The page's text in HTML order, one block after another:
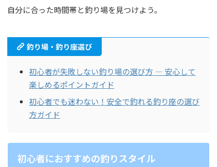
自分に合った時間帯と釣り場を見つけよう。
釣り場・釣り座選び
初心者が失敗しない釣り場の選び方 — 安心して
楽しめるポイントガイド
初心者でも迷わない！安全で釣れる釣り座の選び
方ガイド
初心者におすすめの釣りスタイル